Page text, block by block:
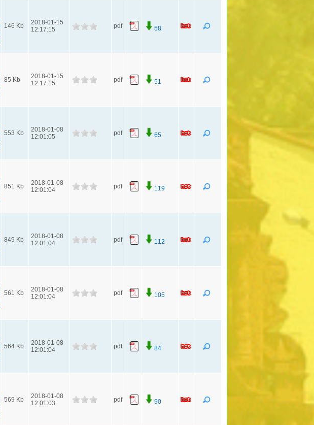
146 Kb
2018-01-15
12:17:15
pdf 58
85 Kb
2018-01-15
12:17:15
pdf 51
553 Kb
2018-01-08
12:01:05
pdf 65
851 Kb
2018-01-08
12:01:04
pdf 119
849 Kb
2018-01-08
12:01:04
pdf 112
561 Kb
2018-01-08
12:01:04
pdf 105
564 Kb
2018-01-08
12:01:04
pdf 84
569 Kb
2018-01-08
12:01:03
pdf 90